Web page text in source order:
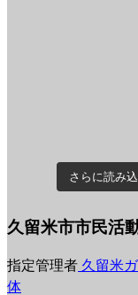
さらに読み
久留米市市民活
指定管理者 久留米
体